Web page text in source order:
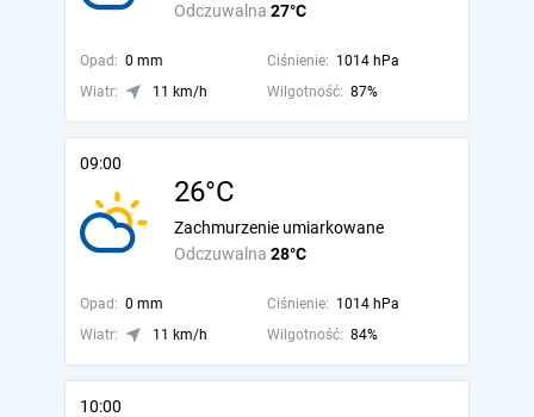
Odczuwalna 27°C
Opad: 0 mm Ciśnienie: 1014 hPa
Wiatr:
11 km/h Wilgotność: 87%
09:00
26°C
Odczuwalna 28°C
Zachmurzenie umiarkowane
Opad: 0 mm Ciśnienie: 1014 hPa
Wiatr:
11 km/h Wilgotność: 84%
10:00